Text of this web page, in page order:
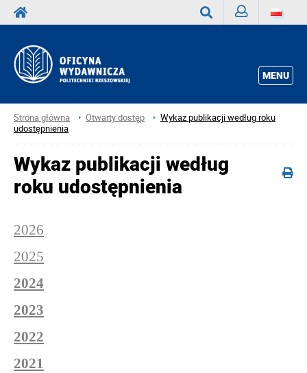
MENU
Strona główna Otwarty dostęp
Wykaz publikacji według roku
udostępnienia
Wykaz publikacji według
roku udostępnienia
2026
2025
2024
2023
2022
2021